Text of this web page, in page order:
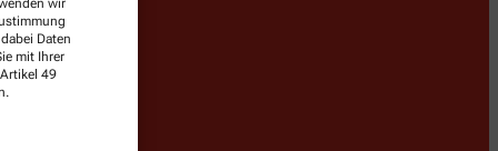
wir
Daten
mit Ihrer
49